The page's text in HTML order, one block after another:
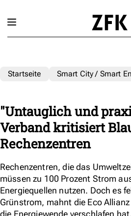
Startseite Smart City / Smart
"Untauglich und
Verband kritisiert
Rechenzentren
Rechenzentren, die das
müssen zu 100 Prozent Strom
Energiequellen nutzen. Doch es
Grünstrom, mahnt die Eco
die Energiewende verschlafen hat.